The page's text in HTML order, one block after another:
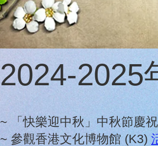
2024-2025
~ 「快樂迎中秋」中秋節慶
~ 參觀香港文化博物館 (K3)